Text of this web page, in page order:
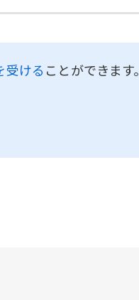
受ける ことができます。